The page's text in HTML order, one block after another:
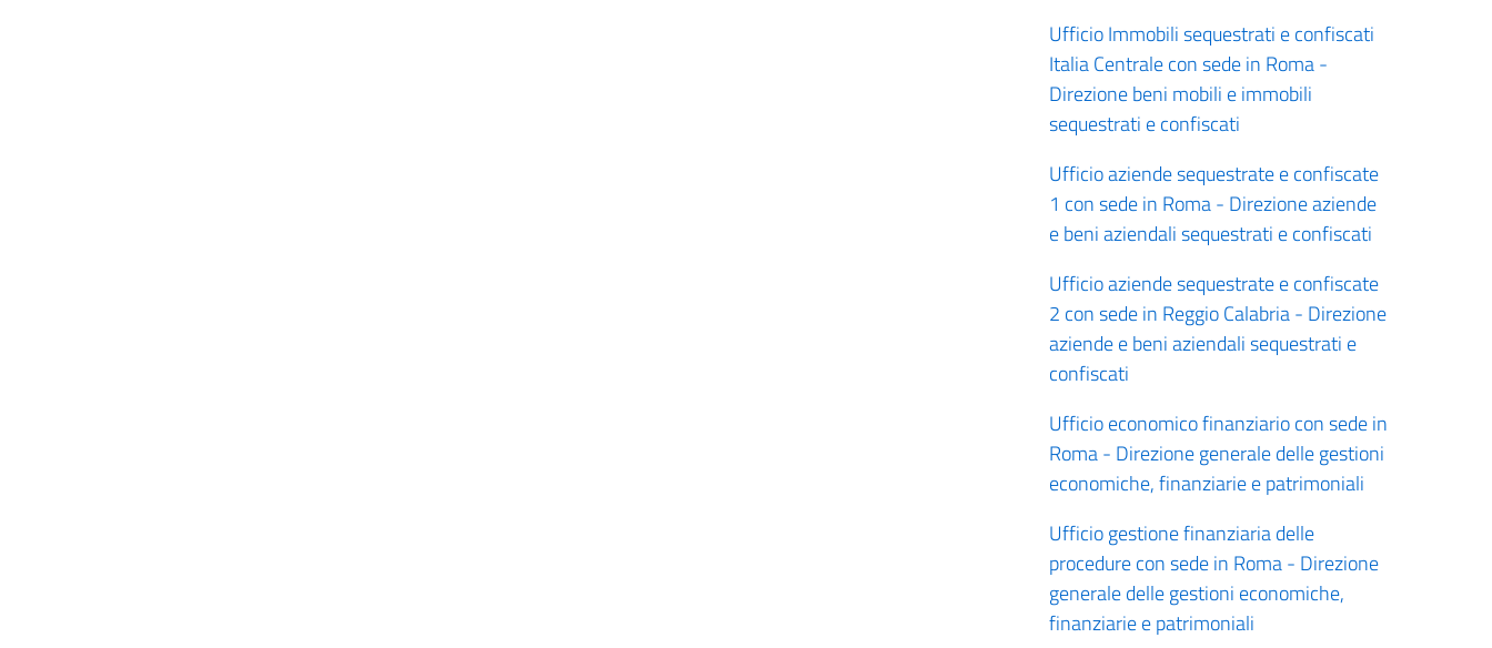
Ufficio Immobili sequestrati e confiscati
Italia Centrale con sede in Roma -
Direzione beni mobili e immobili
sequestrati e confiscati
Ufficio aziende sequestrate e confiscate
1 con sede in Roma - Direzione aziende
e beni aziendali sequestrati e confiscati
Ufficio aziende sequestrate e confiscate
2 con sede in Reggio Calabria - Direzione
aziende e beni aziendali sequestrati e
confiscati
Ufficio economico finanziario con sede in
Roma - Direzione generale delle gestioni
economiche, finanziarie e patrimoniali
Ufficio gestione finanziaria delle
procedure con sede in Roma - Direzione
generale delle gestioni economiche,
finanziarie e patrimoniali